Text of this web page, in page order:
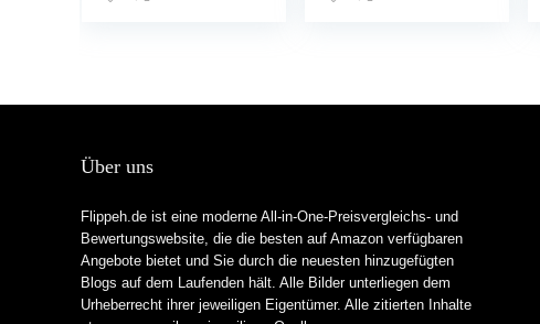
accessoires
beginners en
Über uns
Flippeh.de ist eine moderne All-in-One-Preisvergleichs- und
Bewertungswebsite, die die besten auf Amazon verfügbaren
Angebote bietet und Sie durch die neuesten hinzugefügten
Blogs auf dem Laufenden hält. Alle Bilder unterliegen dem
Urheberrecht ihrer jeweiligen Eigentümer. Alle zitierten Inhalte